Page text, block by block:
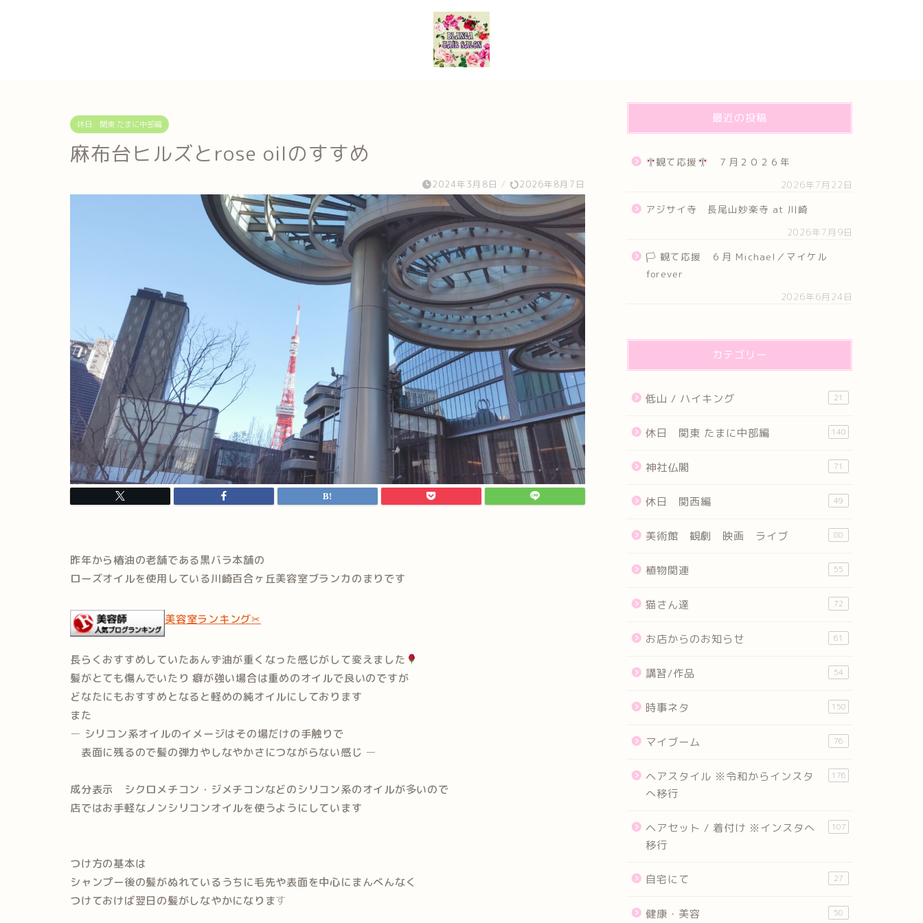
休日 関東 たまに中部編
麻布台ヒルズとrose oilのすすめ
2024年3月8日 / 2026年8月7日
昨年から椿油の老舗である黒バラ本舗の
ローズオイルを使用している川崎百合ヶ丘美容室ブランカのまりです
美容室ランキング✂
長らくおすすめしていたあんず油が重くなった感じがして変えました
髪がとても傷んでいたり 癖が強い場合は重めのオイルで良いのですが
どなたにもおすすめとなると軽めの純オイルにしております
また
ー シリコン系オイルのイメージはその場だけの手触りで
表面に残るので髪の弾力やしなやかさにつながらない感じ ー
成分表示 シクロメチコン・ジメチコンなどのシリコン系のオイルが多いので
店ではお手軽なノンシリコンオイルを使うようにしています
つけ方の基本は
シャンプー後の髪がぬれているうちに毛先や表面を中心にまんべんなく
つけておけば翌日の髪がしなやかになります
最近の投稿
観て応援 ７月２０２６年
2026年7月22日
アジサイ寺 長尾山妙楽寺 at 川崎
2026年7月9日
🏳 観て応援 ６月 Michael／マイケル
forever
2026年6月24日
カテゴリー
低山 / ハイキング 21
休日 関東 たまに中部編 140
神社仏閣 71
休日 関西編 49
美術館 観劇 映画 ライブ 80
植物関連 55
猫さん達 72
お店からのお知らせ 61
講習/作品 54
時事ネタ 150
マイブーム 76
ヘアスタイル ※令和からインスタ
へ移行
176
ヘアセット / 着付け ※インスタへ
移行
107
自宅にて 27
健康・美容 50